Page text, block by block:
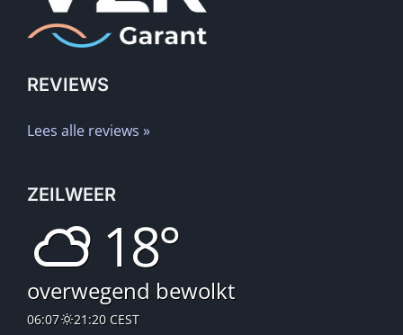
REVIEWS
Lees alle reviews »
ZEILWEER
18°
overwegend bewolkt
06:07 21:20 CEST